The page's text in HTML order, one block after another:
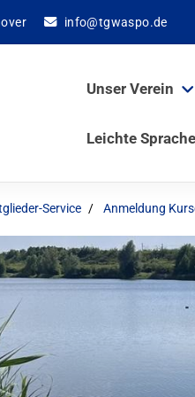
info@tgwaspo.de
Unser Verein
Leichte Sprache
Service Anmeldung